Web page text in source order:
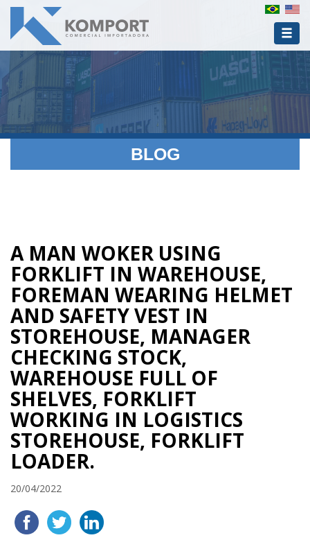
BLOG
A MAN WOKER USING
FORKLIFT IN WAREHOUSE,
FOREMAN WEARING HELMET
AND SAFETY VEST IN
STOREHOUSE, MANAGER
CHECKING STOCK,
WAREHOUSE FULL OF
SHELVES, FORKLIFT
WORKING IN LOGISTICS
STOREHOUSE, FORKLIFT
LOADER.
20/04/2022